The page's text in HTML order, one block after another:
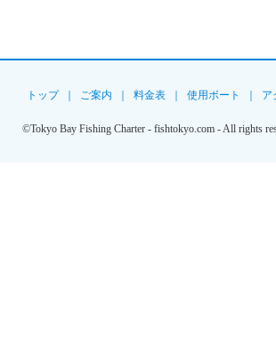
トップ ご案内 料金表 使用ボート ア
©Tokyo Bay Fishing Charter - fishtokyo.com - All rights